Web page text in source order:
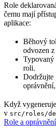
Role
čemu mají
aplikace:
Běhový
odvozen
Typovaný
roli.
Dodržujte
Když
v src/roles/
Role a oprávnění